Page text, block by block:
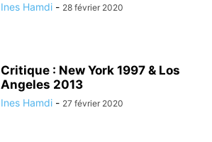
Ines Hamdi - 28 février 2020
Critique : New York 1997 & Los
Angeles 2013
Ines Hamdi - 27 février 2020